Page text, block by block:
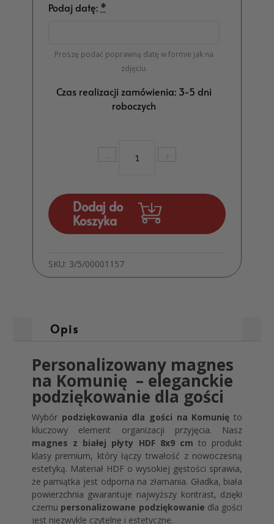
Podaj datę: *
Proszę podać poprawną datę w formie jak na
zdjęciu.
Czas realizacji zamówienia: 3-5 dni
roboczych
-
Personalizowany
Komunię
Podziękowanie
dla
Eukaliptus
+
Dodaj do
Koszyka
SKU: 3/5/00001157
Opis
Personalizowany magnes
na Komunię – eleganckie
podziękowanie dla gości
Wybór podziękowania dla gości na Komunię to
kluczowy element organizacji przyjęcia. Nasz
magnes z białej płyty HDF 8x9 cm to produkt
klasy premium, który łączy trwałość z nowoczesną
estetyką. Materiał HDF o wysokiej gęstości sprawia,
że pamiątka jest odporna na złamania. Gładka, biała
powierzchnia gwarantuje najwyższy kontrast, dzięki
czemu personalizowane podziękowanie dla gości
jest niezwykle czytelne i estetyczne.